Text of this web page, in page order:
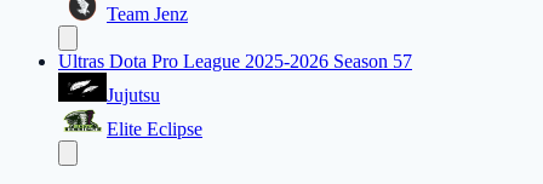
Team Jenz
Ultras Dota Pro League 2025-2026 Season 57
Jujutsu
Elite Eclipse